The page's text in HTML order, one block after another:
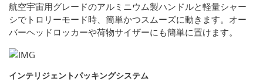
航空宇宙用グレードのアルミニウム製ハンドルと軽量シャー
シでトロリーモード時、簡単かつスムーズに動きます。オー
バーヘッドロッカーや荷物サイザーにも簡単に置けます。
インテリジェントパッキングシステム